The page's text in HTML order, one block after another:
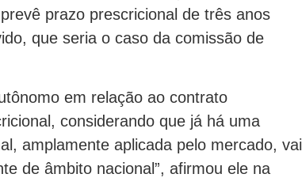
prazo prescricional de três anos
que seria o caso da comissão de
em relação ao contrato
considerando que já há uma
amplamente aplicada pelo mercado, vai
de âmbito nacional”, afirmou ele na